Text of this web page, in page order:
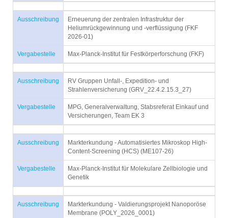
Ausschreibung
Erneuerung der zentralen Infrastruktur der
Heliumrückgewinnung und -verflüssigung (FKF
2026-01)
Vergabestelle Max-Planck-Institut für Festkörperforschung (FKF)
Ausschreibung
RV Gruppen Unfall-, Expedition- und
Strahlenversicherung (GRV_22.4.2.15.3_27)
Vergabestelle
MPG, Generalverwaltung, Stabsreferat Einkauf und
Versicherungen, Team EK 3
Ausschreibung
Markterkundung - Automatisiertes Mikroskop High-
Content-Screening (HCS) (ME107-26)
Vergabestelle
Max-Planck-Institut für Molekulare Zellbiologie und
Genetik
Ausschreibung
Markterkundung - Valdierungsprojekt Nanoporöse
Membrane (POLY_2026_0001)